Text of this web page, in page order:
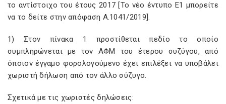
το αντίστοιχο του έτους 2017 [Το νέο έντυπο Ε1 μπορείτε
να το δείτε στην απόφαση Α.1041/2019].
1) Στον πίνακα 1 προστίθεται πεδίο το οποίο
συμπληρώνεται με τον ΑΦΜ του έτερου συζύγου, από
όποιον έγγαμο φορολογούμενο έχει επιλέξει να υποβάλει
χωριστή δήλωση από τον άλλο σύζυγο.
Σχετικά με τις χωριστές δηλώσεις: